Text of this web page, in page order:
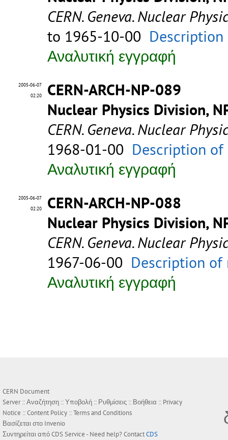
CERN. Geneva. Nuclear
to 1965-10-00
Αναλυτική εγγραφή
2005-06-07
02:20
CERN-ARCH-NP-089
Nuclear Physics Division,
CERN. Geneva. Nuclear
1968-01-00 Description
Αναλυτική εγγραφή
2005-06-07
02:20
CERN-ARCH-NP-088
Nuclear Physics Division,
CERN. Geneva. Nuclear
1967-06-00 Description of
Αναλυτική εγγραφή
CERN Document
Server ::Αναζήτηση ::Υποβολή :: Ρυθμίσεις :: Βοήθεια :: Privacy
Notice ::Content Policy ::Terms and Conditions
Βασίζεται στο Invenio
Συντηρείται απόCDS Service- Need help? ContactCDS